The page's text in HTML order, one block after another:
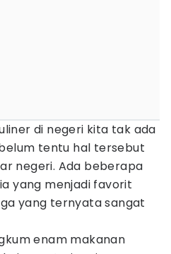
di negeri kita tak ada
tentu hal tersebut
negeri. Ada beberapa
yang menjadi favorit
yang ternyata sangat
enam makanan